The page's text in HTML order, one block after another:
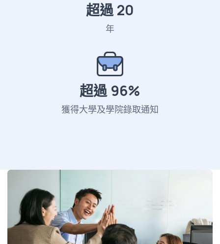
超過 20
年
超過 96%
獲得大學及學院錄取通知